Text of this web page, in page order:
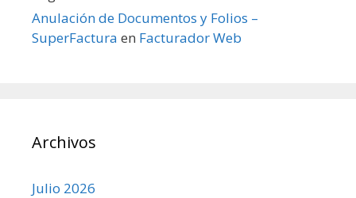
Anulación de Documentos y Folios –
SuperFactura en Facturador Web
Archivos
Julio 2026